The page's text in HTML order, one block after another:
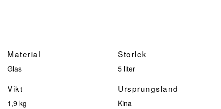
Material
Glas
Storlek
5 liter
Vikt
1,9 kg
Ursprungsland
Kina